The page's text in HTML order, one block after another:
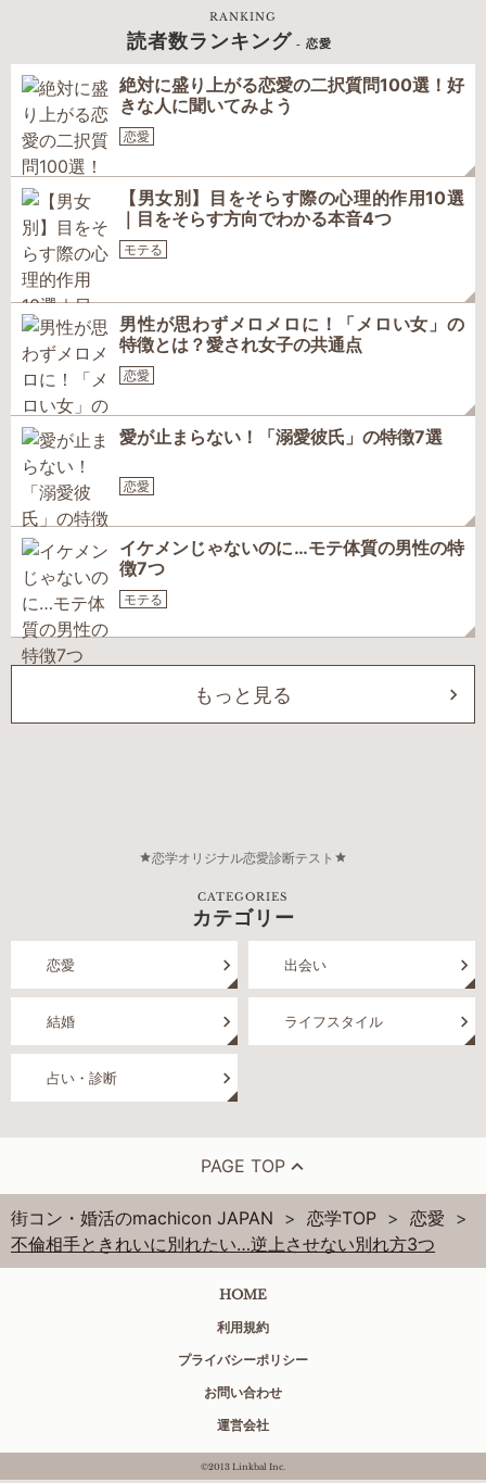
RANKING
読者数ランキング - 恋愛
絶対に盛り上がる恋愛の二択質問100選！好
きな人に聞いてみよう
恋愛
【男女別】目をそらす際の心理的作用10選
｜目をそらす方向でわかる本音4つ
モテる
男性が思わずメロメロに！「メロい女」の
特徴とは？愛され女子の共通点
恋愛
愛が止まらない！「溺愛彼氏」の特徴7選
恋愛
イケメンじゃないのに…モテ体質の男性の特
徴7つ
モテる
もっと見る
恋学オリジナル恋愛診断テスト
CATEGORIES
カテゴリー
恋愛 出会い
結婚 ライフスタイル
占い・診断
PAGE TOP
街コン・婚活のmachicon JAPAN 恋学TOP
恋愛
不倫相手ときれいに別れたい…逆上させない別れ方3つ
HOME
利用規約
プライバシーポリシー
お問い合わせ
運営会社
©2013 Linkbal Inc.